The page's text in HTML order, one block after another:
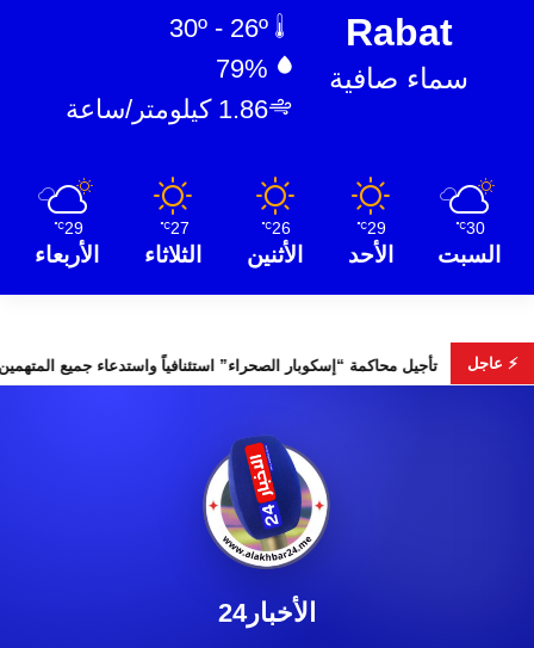
Rabat
سماء صافية
79%
1.86 كيلومتر/ساعة
30
℃
السبت
29
℃
الأحد
26
℃
الأثنين
27
℃
الثلاثاء
29
℃
الأربعاء
⚡ عاجلالتشريعية تأجيل محاكمة “إسكوبار الصحراء” استئنافياً
الأخبار24